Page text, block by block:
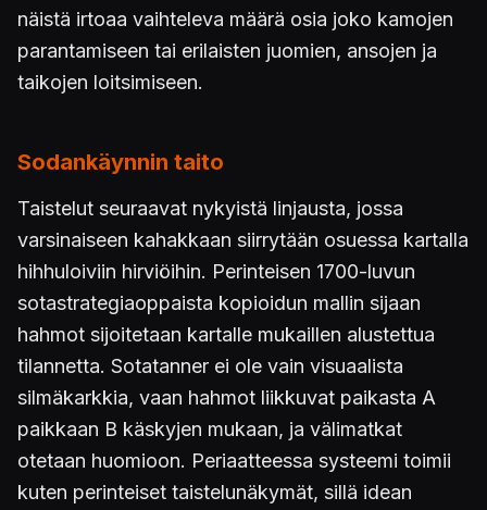
näistä irtoaa vaihteleva määrä osia joko kamojen
parantamiseen tai erilaisten juomien, ansojen ja
taikojen loitsimiseen.
Sodankäynnin taito
Taistelut seuraavat nykyistä linjausta, jossa
varsinaiseen kahakkaan siirrytään osuessa kartalla
hihhuloiviin hirviöihin. Perinteisen 1700-luvun
sotastrategiaoppaista kopioidun mallin sijaan
hahmot sijoitetaan kartalle mukaillen alustettua
tilannetta. Sotatanner ei ole vain visuaalista
silmäkarkkia, vaan hahmot liikkuvat paikasta A
paikkaan B käskyjen mukaan, ja välimatkat
otetaan huomioon. Periaatteessa systeemi toimii
kuten perinteiset taistelunäkymät, sillä idean